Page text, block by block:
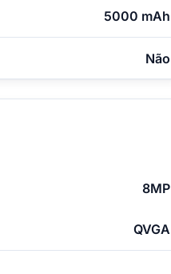
5000 mAh
Não
8MP
QVGA